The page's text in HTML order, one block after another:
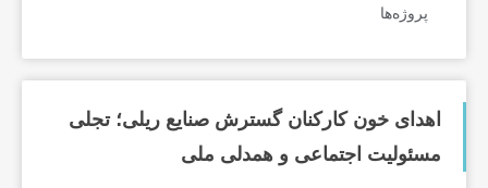
پروژه‌ها
اهدای خون کارکنان گسترش صنایع ریلی؛ تجلی
مسئولیت اجتماعی و همدلی ملی